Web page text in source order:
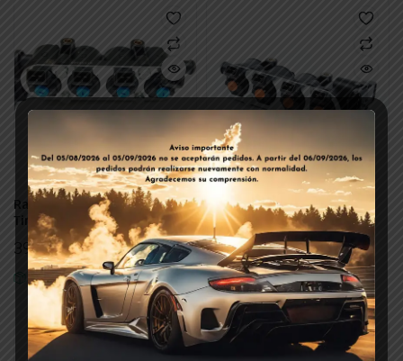
Rail Rgi4 25-65 P-t Amp J
Timer 12 Fori
396,88€IVA Incl.
In Stock
Rail Rgi4 25-22 P-t Amp
Jtimer 12 Fori
396,88€IVA Incl.
In Stock